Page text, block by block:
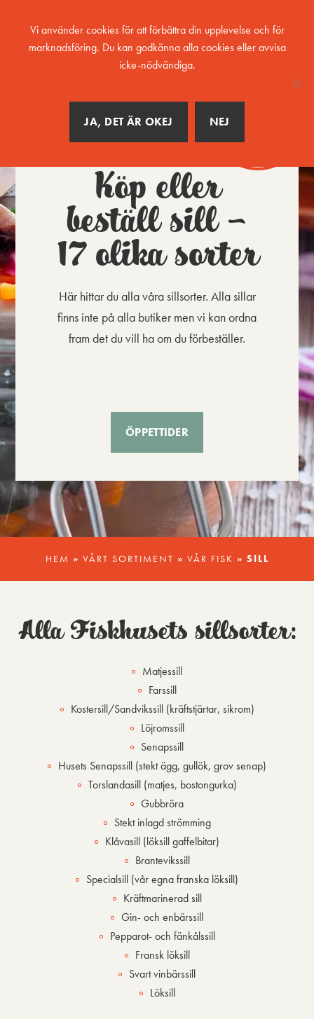
MENY
Köp eller
beställ sill –
17 olika sorter
Här hittar du alla våra sillsorter. Alla sillar
finns inte på alla butiker men vi kan ordna
fram det du vill ha om du förbeställer.
ÖPPETTIDER
HEM » VÅRT SORTIMENT » VÅR FISK » SILL
Alla Fiskhusets sillsorter:
Matjessill
Farssill
Kostersill/Sandvikssill (kräftstjärtar, sikrom)
Löjromssill
Senapssill
Husets Senapssill (stekt ägg, gullök, grov senap)
Torslandasill (matjes, bostongurka)
Gubbröra
Stekt inlagd strömming
Klåvasill (löksill gaffelbitar)
Brantevikssill
Specialsill (vår egna franska löksill)
Kräftmarinerad sill
Gin- och enbärssill
Pepparot- och fänkålssill
Fransk löksill
Svart vinbärssill
Löksill
Vi använder cookies för att förbättra din upplevelse och för
marknadsföring. Du kan godkänna alla cookies eller avvisa
icke-nödvändiga.
JA, DET ÄR OKEJ NEJ